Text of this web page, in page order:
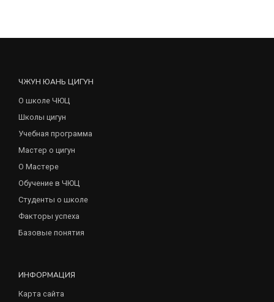
ЧЖУН ЮАНЬ ЦИГУН
О школе ЧЮЦ
Школы цигун
Учебная программа
Мастер о цигун
О Мастере
Обучение в ЧЮЦ
Студенты о школе
Факторы успеха
Базовые понятия
ИНФОРМАЦИЯ
Карта сайта